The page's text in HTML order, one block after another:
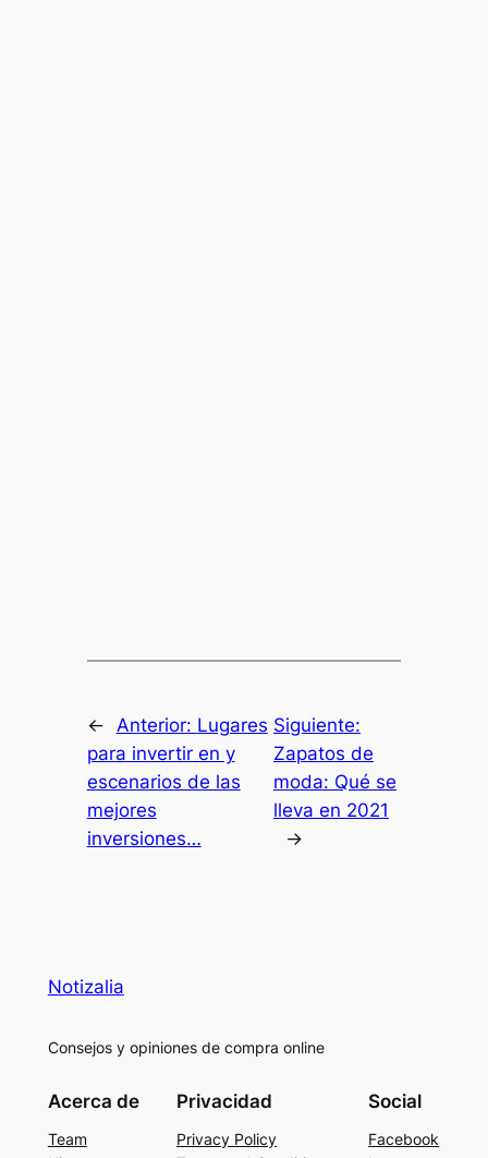
← Anterior: Lugares
para invertir en y
escenarios de las
mejores
inversiones…
Siguiente:
Zapatos de
moda: Qué se
lleva en 2021
→
Notizalia
Consejos y opiniones de compra online
Acerca de
Team
Privacidad
Privacy Policy
Social
Facebook